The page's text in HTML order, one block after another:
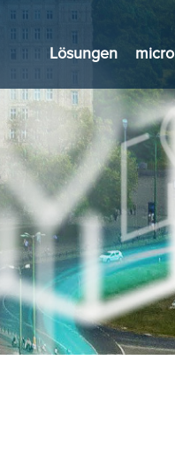
Lösungen